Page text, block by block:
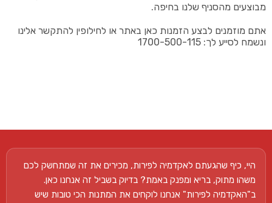
מבוצעים מהסניף שלנו בחיפה.
אתם מוזמנים לבצע הזמנות כאן באתר או לחילופין להתקשר אלינו
ונשמח לסייע לך: 1700-500-115
היי, כיף שהגעתם לאקדמיה לפירות, מכירים את זה שמתחשק לכם
משהו מתוק, בריא ומפנק באמת? בדיוק בשביל זה אנחנו כאן.
ב"האקדמיה לפירות" אנחנו לוקחים את המתנות הכי טובות שיש